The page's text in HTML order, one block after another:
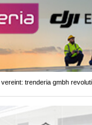
trenderia gmbh